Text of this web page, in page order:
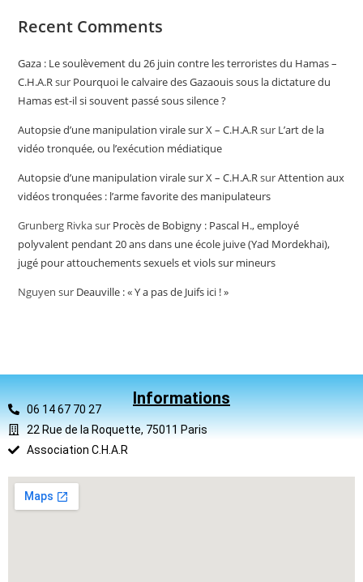
Recent Comments
Gaza : Le soulèvement du 26 juin contre les terroristes du Hamas –
C.H.A.Rsur Pourquoi le calvaire des Gazaouis sous la dictature du
Hamas est-il si souvent passé sous silence ?
Autopsie d’une manipulation virale sur X – C.H.A.Rsur L’art de la
vidéo tronquée, ou l’exécution médiatique
Autopsie d’une manipulation virale sur X – C.H.A.RsurAttention aux
vidéos tronquées : l’arme favorite des manipulateurs
Grunberg Rivkasur Procès de Bobigny : Pascal H., employé
polyvalent pendant 20 ans dans une école juive (Yad Mordekhai),
jugé pour attouchements sexuels et viols sur mineurs
Nguyen sur Deauville : « Y a pas de Juifs ici ! »
Informations
06 14 67 70 27
22 Rue de la Roquette, 75011 Paris
Association C.H.A.R